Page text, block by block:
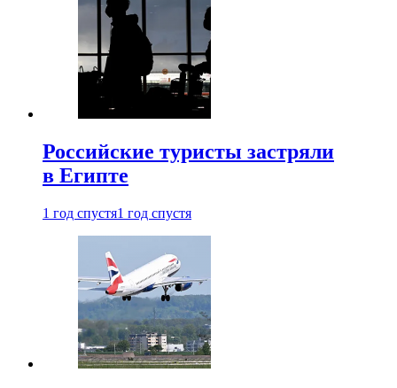
Российские туристы застряли
в Египте
1 год спустя1 год спустя